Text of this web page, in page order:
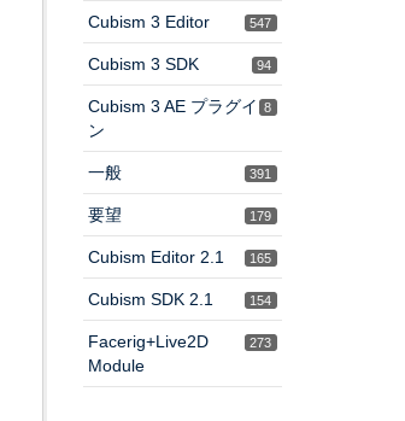
547
Cubism 3 Editor
94
Cubism 3 SDK
8
Cubism 3 AE プラグイ
ン
391
一般
179
要望
165
Cubism Editor 2.1
154
Cubism SDK 2.1
273
Facerig+Live2D
Module